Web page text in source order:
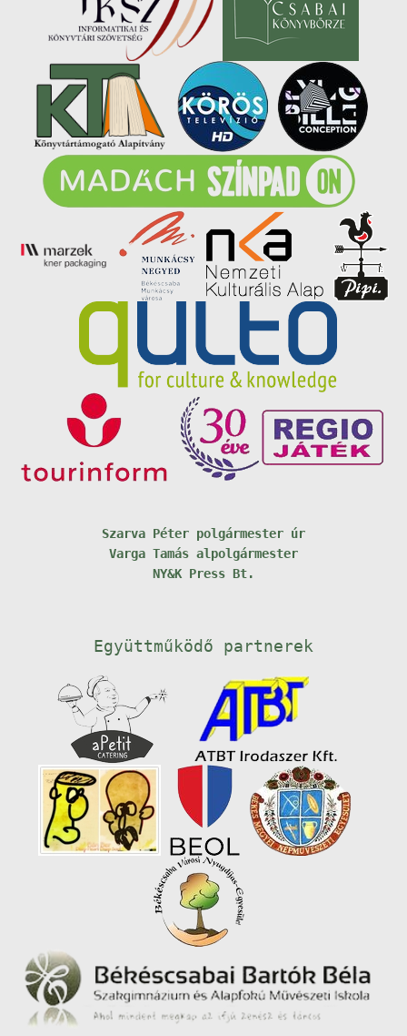
Szarva Péter polgármester úr
Varga Tamás alpolgármester
NY&K Press Bt.
Együttműködő partnerek